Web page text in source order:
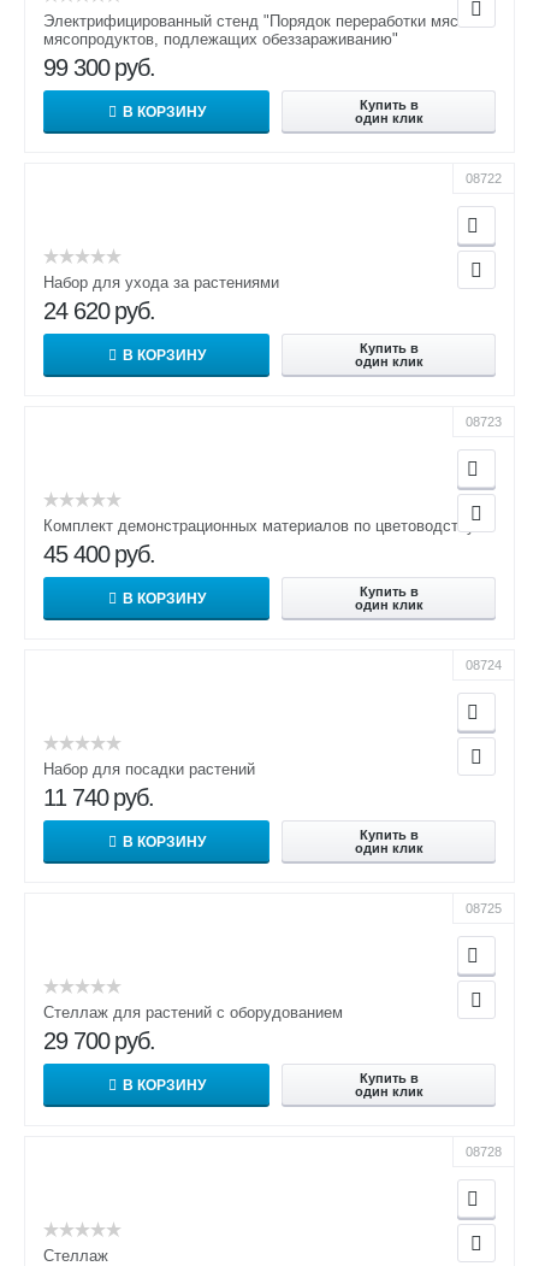
Электрифицированный стенд "Порядок переработки мяса и
мясопродуктов, подлежащих обеззараживанию"
99 300 руб.
В КОРЗИНУ
Купить в
один клик
08722
Набор для ухода за растениями
24 620 руб.
В КОРЗИНУ
Купить в
один клик
08723
Комплект демонстрационных материалов по цветоводству
45 400 руб.
В КОРЗИНУ
Купить в
один клик
08724
Набор для посадки растений
11 740 руб.
В КОРЗИНУ
Купить в
один клик
08725
Стеллаж для растений с оборудованием
29 700 руб.
В КОРЗИНУ
Купить в
один клик
08728
Стеллаж